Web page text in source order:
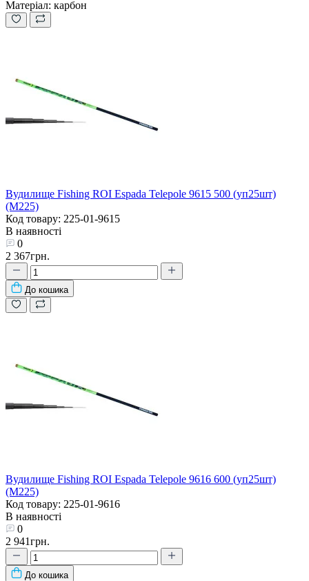
Матеріал: карбон
Вудилище Fishing ROI Espada Telepole 9615 500 (уп25шт)
(M225)
Код товару: 225-01-9615
В наявності
0
2 367грн.
До кошика
Вудилище Fishing ROI Espada Telepole 9616 600 (уп25шт)
(M225)
Код товару: 225-01-9616
В наявності
0
2 941грн.
До кошика